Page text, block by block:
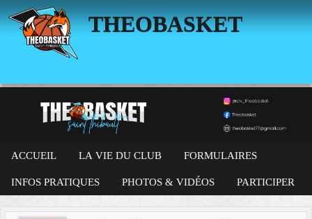
THEOBASKET
ACCUEIL LA VIE DU CLUB FORMULAIRES
INFOS PRATIQUES PHOTOS & VIDÉOS PARTICIPER
Panneau de gestion des cookies